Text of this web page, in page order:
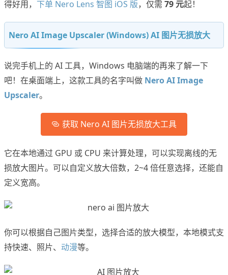
得好用， 下单 Nero Lens 智图 iOS 版，仅需 79 元起！
Nero AI Image Upscaler (Windows) AI 图片无损放大
说完手机上的 AI 工具，Windows 电脑端的再来了解一下
吧！在桌面端上，这款工具的名字叫做 Nero AI Image
Upscaler。
获取 Nero AI 图片无损放大工具
它在本地通过 GPU 或 CPU 来计算处理，可以实现离线的无
损放大图片。可以自定义放大倍数，2~4 倍任意选择，还能自
定义宽高。
你可以根据自己图片类型，选择合适的放大模型，本地模式支
持快速、照片、 动漫等。